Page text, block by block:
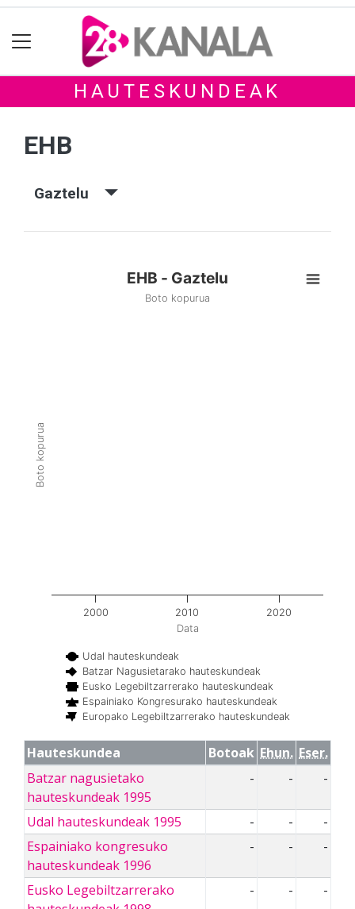
HAUTESKUNDEAK
EHB
Gaztelu
Data
Boto kopurua
EHB - Gaztelu
Boto kopurua
Udal hauteskundeak
Batzar Nagusietarako hauteskundeak
Eusko Legebiltzarrerako hauteskundeak
Espainiako Kongresurako hauteskundeak
Europako Legebiltzarrerako hauteskundeak
2000 2010 2020
Hauteskundea Botoak Ehun. Eser.
Batzar nagusietako
hauteskundeak 1995
- - -
Udal hauteskundeak 1995 - -
-
Espainiako kongresuko
hauteskundeak 1996
- - -
Eusko Legebiltzarrerako
- - -